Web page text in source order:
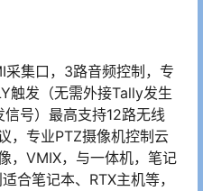
集口，3路音频控制，专
触发（无需外接Tally发生
号）最高支持12路无线
，专业PTZ摄像机控制云
，VMIX，与一体机，笔记
合笔记本、RTX主机等，